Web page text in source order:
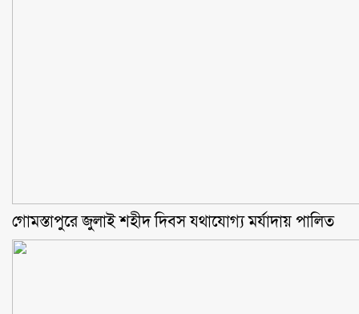
গোমস্তাপুরে জুলাই শহীদ দিবস যথাযোগ্য মর্যাদায় পালিত